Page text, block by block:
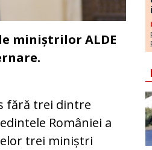
miniștrilor ALDE
fără trei dintre
României a
trei miniștri